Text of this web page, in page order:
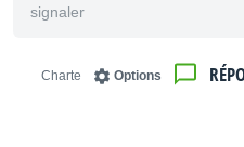
signaler
Options
Charte